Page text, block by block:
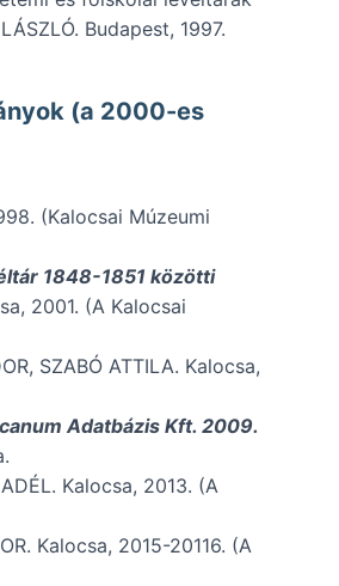
Budapest, 1997.
(a 2000-es
(Kalocsai Múzeumi
1848-1851 közötti
2001. (A Kalocsai
SZABÓ ATTILA. Kalocsa,
Adatbázis Kft. 2009.
Kalocsa, 2013. (A
Kalocsa, 2015-20116. (A